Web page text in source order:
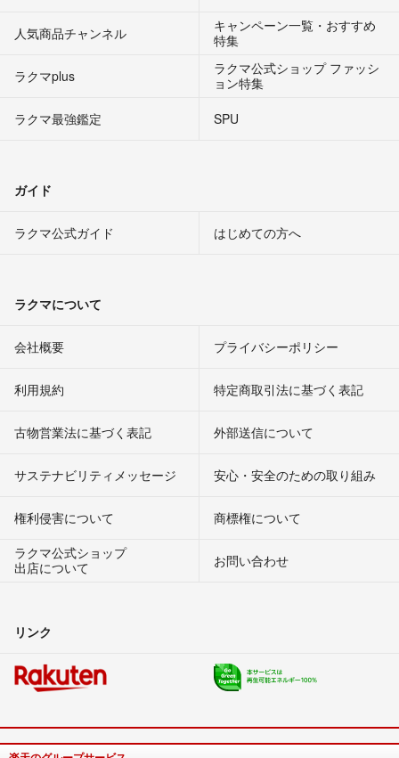
人気商品チャンネル
キャンペーン一覧・おすすめ
特集
ラクマplus
ラクマ公式ショップ ファッシ
ョン特集
ラクマ最強鑑定
SPU
ガイド
ラクマ公式ガイド はじめての方へ
ラクマについて
会社概要 プライバシーポリシー
利用規約 特定商取引法に基づく表記
古物営業法に基づく表記 外部送信について
サステナビリティメッセージ 安心・安全のための取り組み
権利侵害について
商標権について
ラクマ公式ショップ
出店について
お問い合わせ
リンク